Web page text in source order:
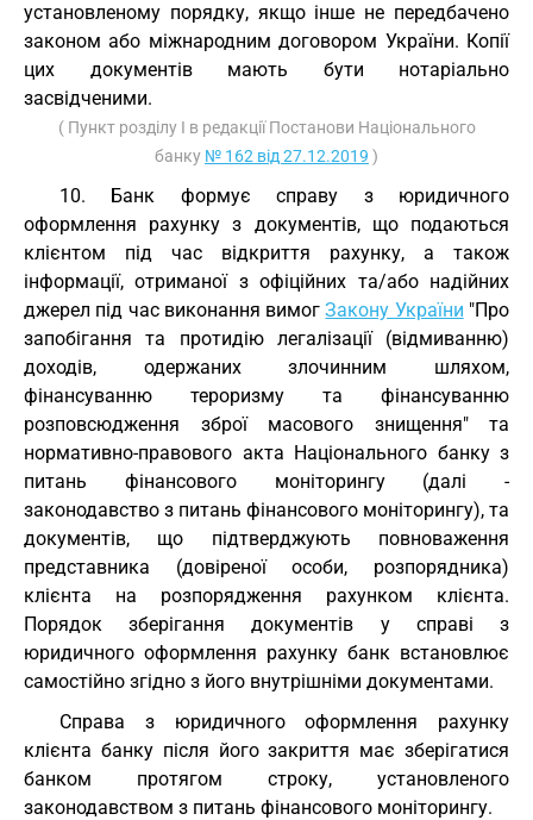
установленому порядку, якщо інше не передбачено
законом або міжнародним договором України. Копії
цих документів мають бути нотаріально
засвідченими.
( Пункт розділу I в редакції Постанови Національного
банку № 162 від 27.12.2019 )
10. Банк формує справу з юридичного
оформлення рахунку з документів, що подаються
клієнтом під час відкриття рахунку, а також
інформації, отриманої з офіційних та/або надійних
джерел під час виконання вимогЗакону України "Про
запобігання та протидію легалізації (відмиванню)
доходів, одержаних злочинним шляхом,
фінансуванню тероризму та фінансуванню
розповсюдження зброї масового знищення" та
нормативно-правового акта Національного банку з
питань фінансового моніторингу (далі -
законодавство з питань фінансового моніторингу), та
документів, що підтверджують повноваження
представника (довіреної особи, розпорядника)
клієнта на розпорядження рахунком клієнта.
Порядок зберігання документів у справі з
юридичного оформлення рахунку банк встановлює
самостійно згідно з його внутрішніми документами.
Справа з юридичного оформлення рахунку
клієнта банку після його закриття має зберігатися
банком протягом строку, установленого
законодавством з питань фінансового моніторингу.